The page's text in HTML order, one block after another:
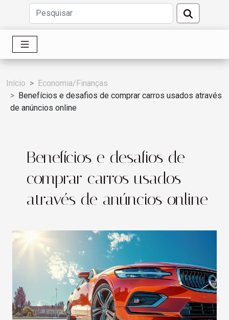
Início
Economia/Finanças
Benefícios e desafios de comprar carros usados através
de anúncios online
Benefícios e desafios de
comprar carros usados
através de anúncios online